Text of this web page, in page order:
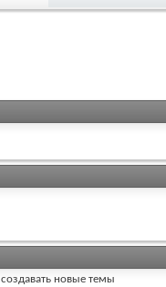
создавать новые темы